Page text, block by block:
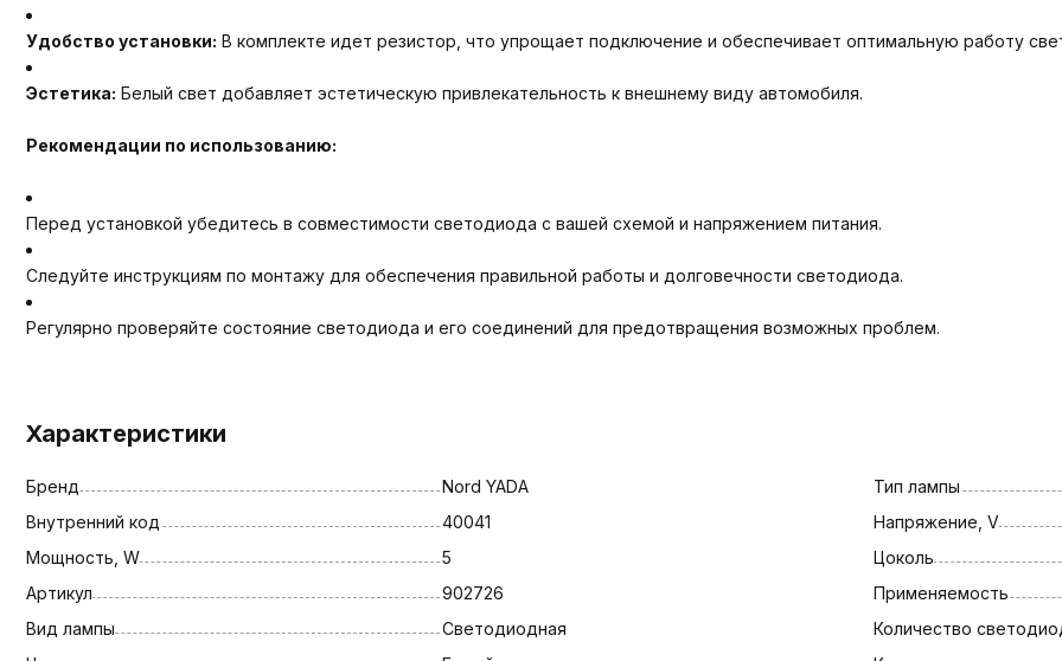
Удобство установки: В комплекте идет резистор, что упрощает подключение и обеспечивает оптимальную работу
Эстетика: Белый свет добавляет эстетическую привлекательность к внешнему виду автомобиля.
Рекомендации по использованию:
Перед установкой убедитесь в совместимости светодиода с вашей схемой и напряжением питания.
Следуйте инструкциям по монтажу для обеспечения правильной работы и долговечности светодиода.
Регулярно проверяйте состояние светодиода и его соединений для предотвращения возможных проблем.
Характеристики
Бренд
Nord YADA
Внутренний код
40041
Мощность, W
5
Артикул
902726
Вид лампы
Светодиодная
Тип лампы
Напряжение, V
Цоколь
Применяемость
Количество